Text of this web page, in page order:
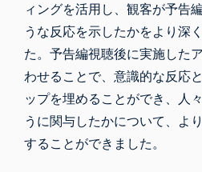
ィングを活用し、観客が予告
うな反応を示したかをより深
た。予告編視聴後に実施した
わせることで、意識的な反応
ップを埋めることができ、人
うに関与したかについて、よ
することができました。